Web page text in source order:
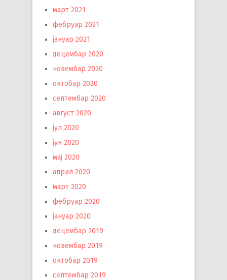
март 2021
фебруар 2021
јануар 2021
децембар 2020
новембар 2020
октобар 2020
септембар 2020
август 2020
јул 2020
јун 2020
мај 2020
април 2020
март 2020
фебруар 2020
јануар 2020
децембар 2019
новембар 2019
октобар 2019
септембар 2019